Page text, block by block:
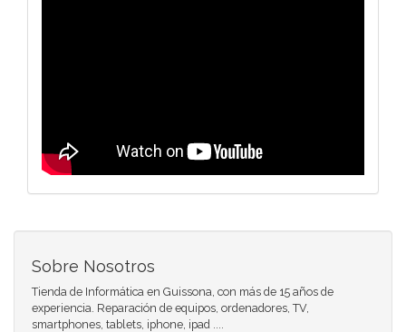
Sobre Nosotros
Tienda de Informática en Guissona, con más de 15 años de
experiencia. Reparación de equipos, ordenadores, TV,
smartphones, tablets, iphone, ipad ....